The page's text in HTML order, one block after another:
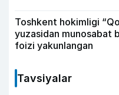
Toshkent hokimligi
yuzasidan munosabat
foizi yakunlangan
Tavsiyalar